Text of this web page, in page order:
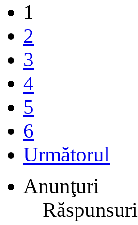
1
2
3
4
5
6
Următorul
Anunţuri
Răspunsuri